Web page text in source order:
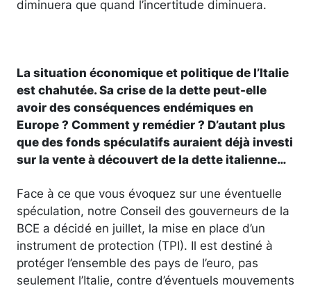
diminuera que quand l’incertitude diminuera.
La situation économique et politique de l’Italie
est chahutée. Sa crise de la dette peut-elle
avoir des conséquences endémiques en
Europe ? Comment y remédier ? D’autant plus
que des fonds spéculatifs auraient déjà investi
sur la vente à découvert de la dette italienne…
Face à ce que vous évoquez sur une éventuelle
spéculation, notre Conseil des gouverneurs de la
BCE a décidé en juillet, la mise en place d’un
instrument de protection (TPI). Il est destiné à
protéger l’ensemble des pays de l’euro, pas
seulement l’Italie, contre d’éventuels mouvements